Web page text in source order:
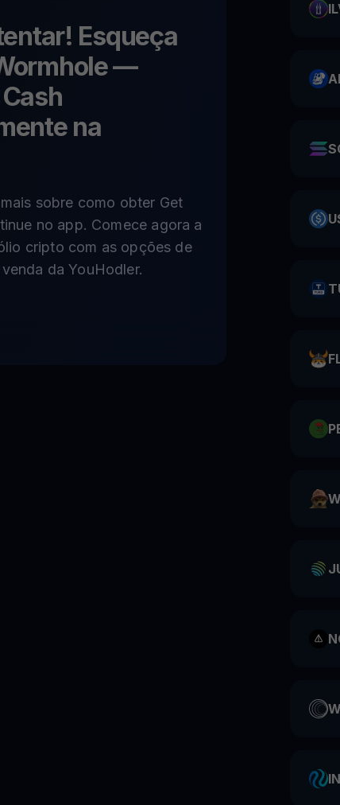
Esqueça
—
na
sobre como obter Get
no app. Comece agora a
cripto com as opções de
da YouHodler.
W